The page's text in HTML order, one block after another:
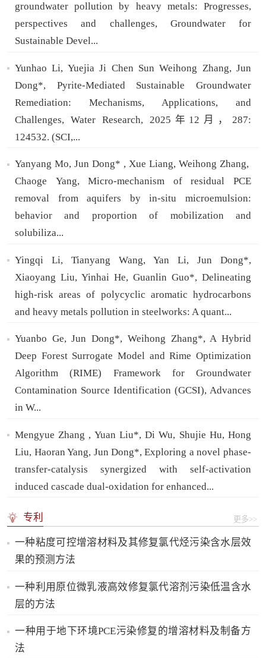
groundwater pollution by heavy metals: Progresses,
perspectives and challenges, Groundwater for
Sustainable Devel...
Yunhao Li, Yuejia Ji Chen Sun Weihong Zhang, Jun
Dong*, Pyrite-Mediated Sustainable Groundwater
Remediation: Mechanisms, Applications, and
Challenges, Water Research, 2025年12月，287:
124532. (SCI,...
Yanyang Mo, Jun Dong* , Xue Liang, Weihong Zhang,
Chaoge Yang, Micro-mechanism of residual PCE
removal from aquifers by in-situ microemulsion:
behavior and proportion of mobilization and
solubiliza...
Yingqi Li, Tianyang Wang, Yan Li, Jun Dong*,
Xiaoyang Liu, Yinhai He, Guanlin Guo*, Delineating
high-risk areas of polycyclic aromatic hydrocarbons
and heavy metals pollution in steelworks: A quant...
Yuanbo Ge, Jun Dong*, Weihong Zhang*, A Hybrid
Deep Forest Surrogate Model and Rime Optimization
Algorithm (RIME) Framework for Groundwater
Contamination Source Identification (GCSI), Advances
in W...
Mengyue Zhang , Yuan Liu*, Di Wu, Shujie Hu, Hong
Liu, Haoran Yang, Jun Dong*, Exploring a novel phase-
transfer-catalysis synergized with self-activation
induced cascade dual-oxidation for enhanced...
专利 更多>>
一种粘度可控增溶材料及其修复氯代烃污染含水层效
果的预测方法
一种利用原位微乳液高效修复氯代溶剂污染低温含水
层的方法
一种用于地下环境PCE污染修复的增溶材料及制备方
法